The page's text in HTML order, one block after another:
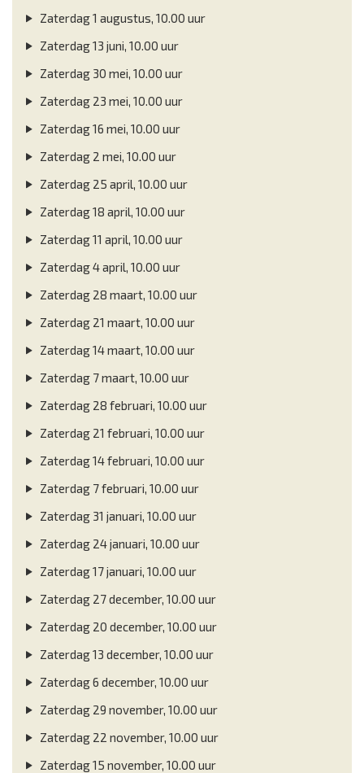
Zaterdag 1 augustus, 10.00 uur
Zaterdag 13 juni, 10.00 uur
Zaterdag 30 mei, 10.00 uur
Zaterdag 23 mei, 10.00 uur
Zaterdag 16 mei, 10.00 uur
Zaterdag 2 mei, 10.00 uur
Zaterdag 25 april, 10.00 uur
Zaterdag 18 april, 10.00 uur
Zaterdag 11 april, 10.00 uur
Zaterdag 4 april, 10.00 uur
Zaterdag 28 maart, 10.00 uur
Zaterdag 21 maart, 10.00 uur
Zaterdag 14 maart, 10.00 uur
Zaterdag 7 maart, 10.00 uur
Zaterdag 28 februari, 10.00 uur
Zaterdag 21 februari, 10.00 uur
Zaterdag 14 februari, 10.00 uur
Zaterdag 7 februari, 10.00 uur
Zaterdag 31 januari, 10.00 uur
Zaterdag 24 januari, 10.00 uur
Zaterdag 17 januari, 10.00 uur
Zaterdag 27 december, 10.00 uur
Zaterdag 20 december, 10.00 uur
Zaterdag 13 december, 10.00 uur
Zaterdag 6 december, 10.00 uur
Zaterdag 29 november, 10.00 uur
Zaterdag 22 november, 10.00 uur
Zaterdag 15 november, 10.00 uur